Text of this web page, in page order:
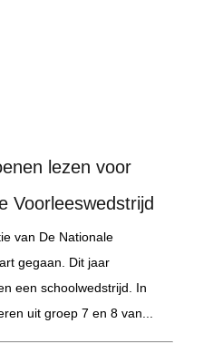
lezen voor
Voorleeswedstrijd
van De Nationale
gegaan. Dit jaar
een schoolwedstrijd. In
uit groep 7 en 8 van...